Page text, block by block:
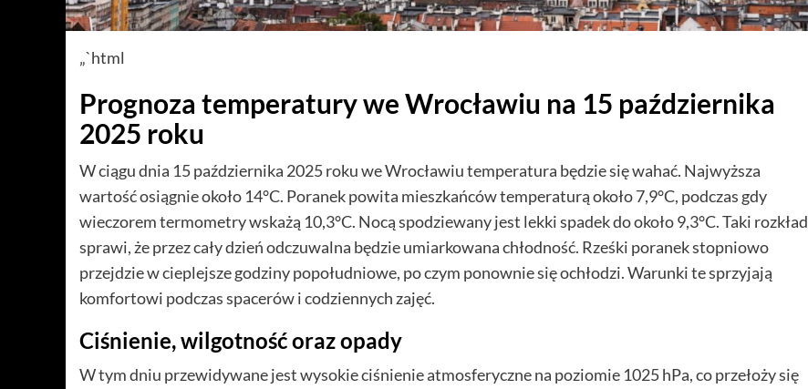
„`html
Prognoza temperatury we Wrocławiu na 15 października
2025 roku
W ciągu dnia 15 października 2025 roku we Wrocławiu temperatura będzie się wahać. Najwyższa
wartość osiągnie około 14°C. Poranek powita mieszkańców temperaturą około 7,9°C, podczas gdy
wieczorem termometry wskażą 10,3°C. Nocą spodziewany jest lekki spadek do około 9,3°C. Taki rozkład
sprawi, że przez cały dzień odczuwalna będzie umiarkowana chłodność. Rześki poranek stopniowo
przejdzie w cieplejsze godziny popołudniowe, po czym ponownie się ochłodzi. Warunki te sprzyjają
komfortowi podczas spacerów i codziennych zajęć.
Ciśnienie, wilgotność oraz opady
W tym dniu przewidywane jest wysokie ciśnienie atmosferyczne na poziomie 1025 hPa, co przełoży się